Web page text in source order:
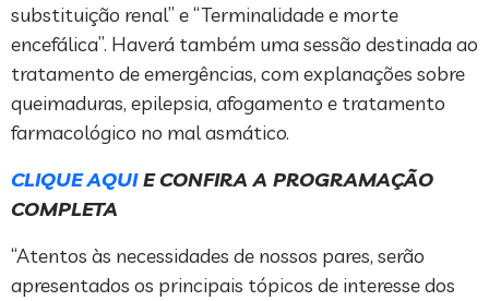
substituição renal” e “Terminalidade e morte
encefálica”. Haverá também uma sessão destinada ao
tratamento de emergências, com explanações sobre
queimaduras, epilepsia, afogamento e tratamento
farmacológico no mal asmático.
CLIQUE AQUIE CONFIRA A PROGRAMAÇÃO
COMPLETA
“Atentos às necessidades de nossos pares, serão
apresentados os principais tópicos de interesse dos